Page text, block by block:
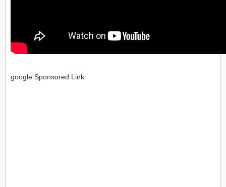
google Sponsored Link